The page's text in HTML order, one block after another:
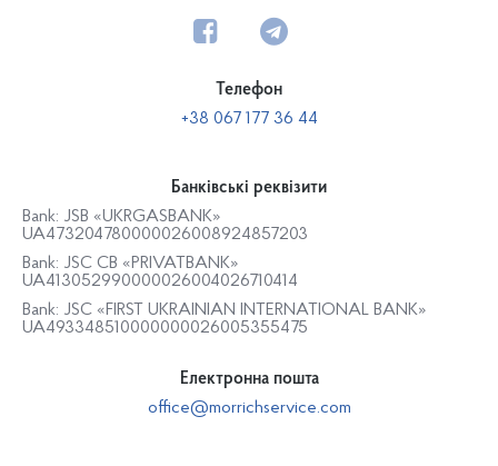
Телефон
+38 067 177 36 44
Банківські реквізити
Bank: JSB «UKRGASBANK»
UA473204780000026008924857203
Bank: JSC CB «PRIVATBANK»
UA413052990000026004026710414
Bank: JSC «FIRST UKRAINIAN INTERNATIONAL BANK»
UA493348510000000026005355475
Електронна пошта
office@morrichservice.com